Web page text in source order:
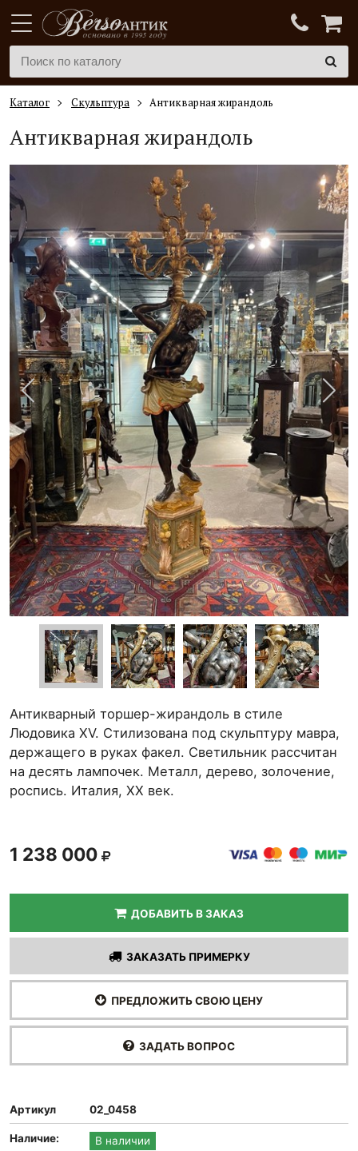
Каталог Скульптура Антикварная жирандоль
Антикварная жирандоль
Антикварный торшер-жирандоль в стиле
Людовика XV. Стилизована под скульптуру мавра,
держащего в руках факел. Светильник расcчитан
на десять лампочек. Металл, дерево, золочение,
роспись. Италия, XX век.
1 238 000
ДОБАВИТЬ В ЗАКАЗ
ЗАКАЗАТЬ ПРИМЕРКУ
ПРЕДЛОЖИТЬ СВОЮ ЦЕНУ
ЗАДАТЬ ВОПРОС
Артикул 02_0458
Наличие:
В наличии